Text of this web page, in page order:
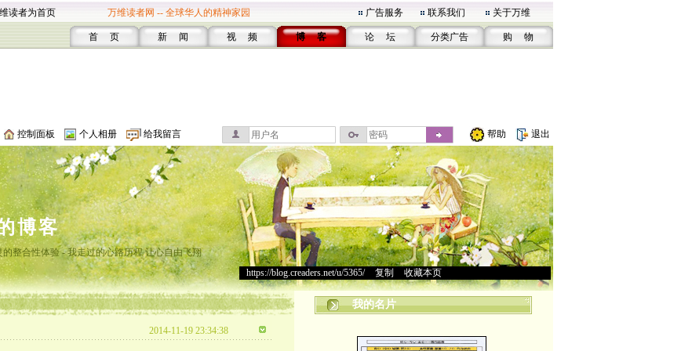
读者为首页 万维读者网 -- 全球华人的精神家园 广告服务 联系我们 关于万维
首 页 新 闻 视 频 博 客 论 坛 分类广告 购 物
控制面板 个人相册 给我留言 帮助 退出
博客
整合性体验 - 我走过的心路历程 让心自由飞翔
https://blog.creaders.net/u/5365/> 复制 收藏本页
2014-11-19 23:34:38
我的名片